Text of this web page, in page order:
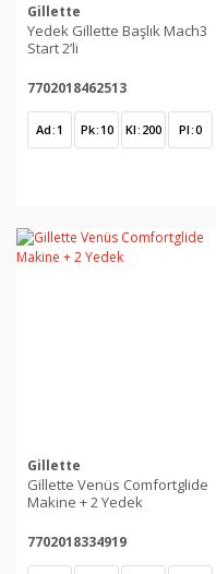
Gillette
Yedek Gillette Başlık Mach3
Start 2’li
7702018462513
Ad 1 Pk 10 Kl 200 Pl 0
Gillette
Gillette Venüs Comfortglide
Makine + 2 Yedek
7702018334919